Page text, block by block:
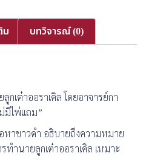
ม บทวิจารณ์ (0)
เต๋าออราเคิล โดยอาจารย์กา
มีไพ่แถม”
าขาวดำ อธิบายถึงความหมาย
ทำนายลูกเต๋าออราเคิล เหมาะ